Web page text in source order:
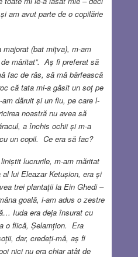
am avut parte de o copilărie
(bat mițva), m-am
măritat”. Aș fi preferat să
fac de râs, să mă bârfească
că tata mi-a găsit un soț pe
dăruit și un fiu, pe care l-
noastră nu avea să
a închis ochii și m-a
un copil. Ce era să fac?
lucrurile, m-am măritat
lui Eleazar Ketușion, era și
trei plantații la Ein Ghedi –
goală, i-am adus o zestre
Iuda era deja însurat cu
o fiică, Șelamțion. Era
dar, credeți-mă, aș fi
nici nu era chiar atât de